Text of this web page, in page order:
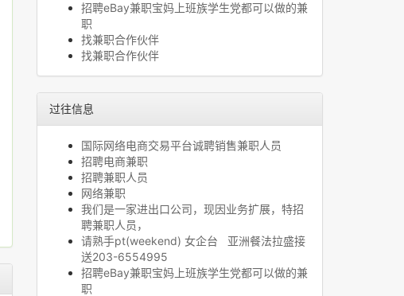
招聘eBay兼职宝妈上班族学生党都可以做的兼
职
找兼职合作伙伴
找兼职合作伙伴
过往信息
国际网络电商交易平台诚聘销售兼职人员
招聘电商兼职
招聘兼职人员
网络兼职
我们是一家进出口公司，现因业务扩展，特招
聘兼职人员，
请熟手pt(weekend) 女企台 亚洲餐法拉盛接
送203-6554995
招聘eBay兼职宝妈上班族学生党都可以做的兼
职